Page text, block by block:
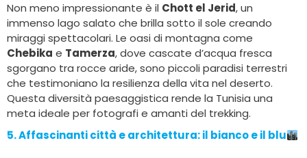
Non meno impressionante è il Chott el Jerid, un
immenso lago salato che brilla sotto il sole creando
miraggi spettacolari. Le oasi di montagna come
Chebika e Tamerza, dove cascate d’acqua fresca
sgorgano tra rocce aride, sono piccoli paradisi terrestri
che testimoniano la resilienza della vita nel deserto.
Questa diversità paesaggistica rende la Tunisia una
meta ideale per fotografi e amanti del trekking.
5. Affascinanti città e architettura:il bianco e il blu